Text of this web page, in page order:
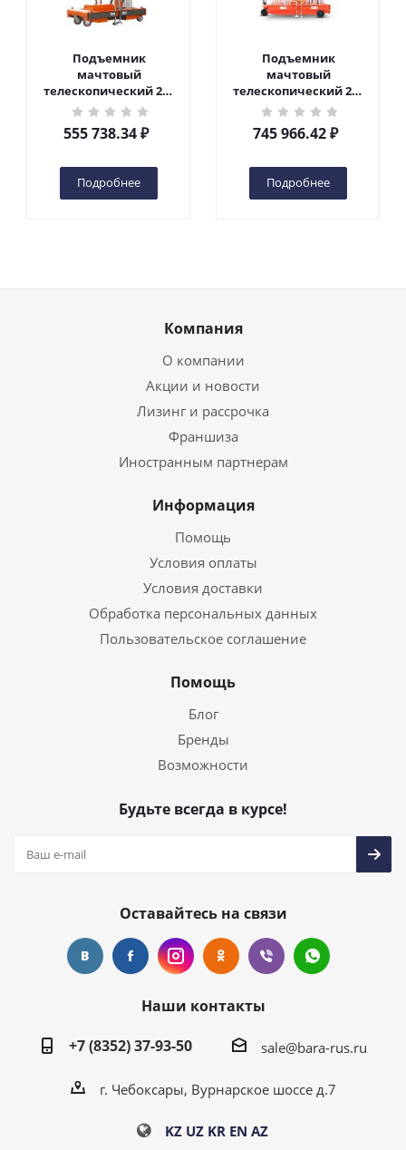
Подъемник
мачтовый
телескопический 200
кг 6 м TOR GTWY6-200S
DC 2-мачтовый
(автономный) (G) в
555 738.34₽
Подробнее
Подъемник
мачтовый
телескопический 200
кг 10 м TOR GTWY10-
200S DC 2-мачтовый
(автономный) (N) в
745 966.42₽
Подробнее
Компания
О компании
Акции и новости
Лизинг и рассрочка
Франшиза
Иностранным партнерам
Информация
Помощь
Условия оплаты
Условия доставки
Обработка персональных данных
Пользовательское соглашение
Помощь
Блог
Бренды
Возможности
Будьте всегда в курсе!
Оставайтесь на связи
Наши контакты
+7 (8352) 37-93-50
sale@bara-rus.ru
г. Чебоксары, Вурнарское шоссе д.7
KZ UZ KR EN AZ